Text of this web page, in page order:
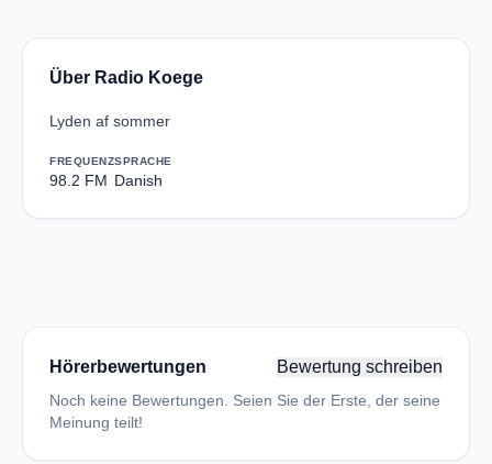
Über Radio Koege
Lyden af sommer
FREQUENZ
98.2 FM
SPRACHE
Danish
Hörerbewertungen Bewertung schreiben
Noch keine Bewertungen. Seien Sie der Erste, der seine
Meinung teilt!